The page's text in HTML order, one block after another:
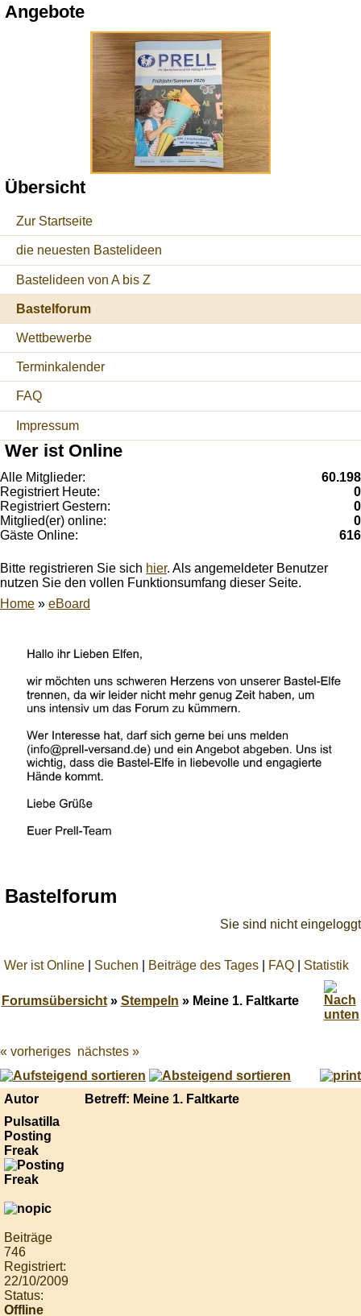
Angebote
Übersicht
Zur Startseite
die neuesten Bastelideen
Bastelideen von A bis Z
Bastelforum
Wettbewerbe
Terminkalender
FAQ
Impressum
Wer ist Online
Alle Mitglieder:
60.198
Registriert Heute:
0
Registriert Gestern:
0
Mitglied(er) online:
0
Gäste Online:
616
Bitte registrieren Sie sich hier. Als angemeldeter Benutzer
nutzen Sie den vollen Funktionsumfang dieser Seite.
Home » eBoard
Bastelforum
Sie sind nicht eingeloggt
Wer ist Online Suchen Beiträge des Tages FAQ Statistik
Forumsübersicht» Stempeln » Meine 1. Faltkarte
Best
online
live
casino
« vorheriges nächstes »
Autor
Betreff: Meine 1. Faltkarte
Pulsatilla
Posting
Freak
Beiträge
746
Registriert:
22/10/2009
Status:
Offline